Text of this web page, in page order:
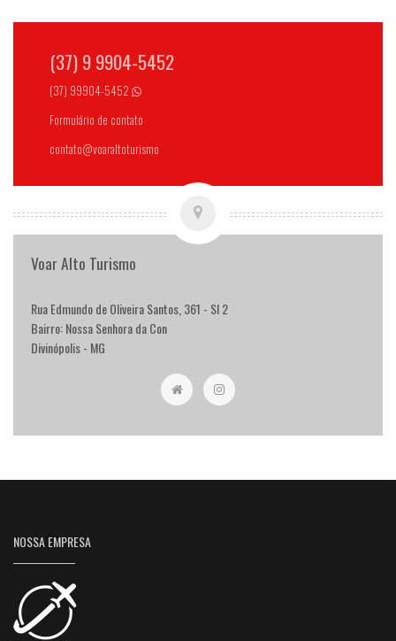
(37) 9 9904-5452
(37) 99904-5452
Formulário de contato
contato@voaraltoturismo
Voar Alto Turismo
Rua Edmundo de Oliveira Santos, 361 - Sl 2
Bairro: Nossa Senhora da Con
Divinópolis - MG
NOSSA EMPRESA